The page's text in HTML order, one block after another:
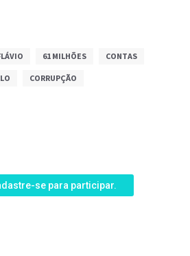
61 MILHÕES CONTAS
CORRUPÇÃO
se para participar.